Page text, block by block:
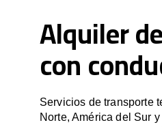
Alquiler
con
Servicios de transporte
Norte, América del Sur